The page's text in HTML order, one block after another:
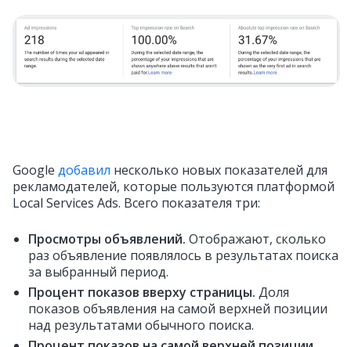
Google добавил несколько новых показателей для
рекламодателей, которые пользуются платформой
Local Services Ads. Всего показателя три:
Просмотры объявлений. Отображают, сколько
раз объявление появлялось в результатах поиска
за выбранный период.
Процент показов вверху страницы. Доля
показов объявления на самой верхней позиции
над результатами обычного поиска.